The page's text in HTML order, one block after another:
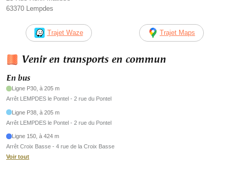
63370 Lempdes
Trajet Waze Trajet Maps
Venir en transports en commun
En bus
Ligne P30, à 205 m
Arrêt LEMPDES le Pontel - 2 rue du Pontel
Ligne P38, à 205 m
Arrêt LEMPDES le Pontel - 2 rue du Pontel
Ligne 150, à 424 m
Arrêt Croix Basse - 4 rue de la Croix Basse
Voir tout